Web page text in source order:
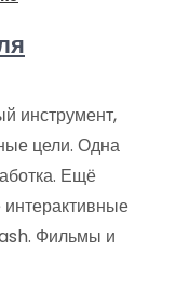
инструмент,
цели. Одна
Ещё
Фильмы и